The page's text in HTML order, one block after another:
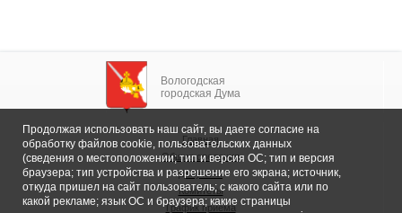
Вологодская
городская Дума
Главная
Общие сведения
Депутаты
Комитеты
График приема
Продолжая использовать наш сайт, вы даете согласие на
обработку файлов cookie, пользовательских данных
(сведения о местоположении; тип и версия ОС; тип и версия
браузера; тип устройства и разрешение его экрана; источник,
откуда пришел на сайт пользователь; с какого сайта или по
какой рекламе; язык ОС и браузера; какие страницы